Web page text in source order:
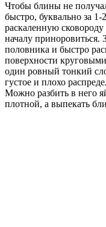
Чтобы блины не
быстро, буквально за
раскаленную
началу приноровиться.
половника и быстро
поверхности
один ровный тонкий
густое и плохо
Можно разбить в него
плотной, а выпекать